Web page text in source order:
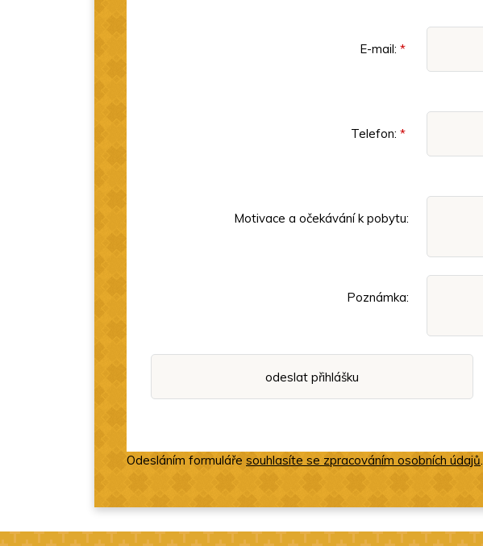
E-mail:
Telefon:
Motivace a očekávání k pobytu:
Poznámka:
Odesláním formuláře souhlasíte se zpracováním osobních údajů.